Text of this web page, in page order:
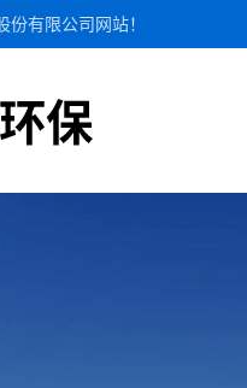
有限公司网站！